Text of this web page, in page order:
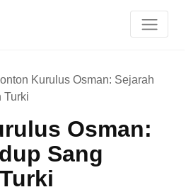
Kurulus Osman: Sejarah
Turki
Osman:
Sang